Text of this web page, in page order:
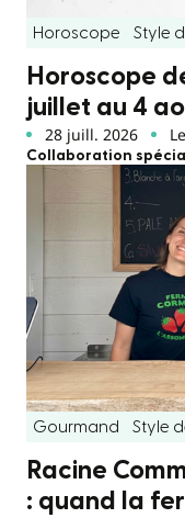
Horoscope Style
Horoscope
juillet au 4
28 juill. 2026
Collaboration
Gourmand Style
Racine
: quand la